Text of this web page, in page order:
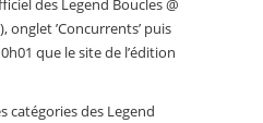
des Legend Boucles @
), onglet ’Concurrents’ puis
que le site de l’édition
catégories des Legend